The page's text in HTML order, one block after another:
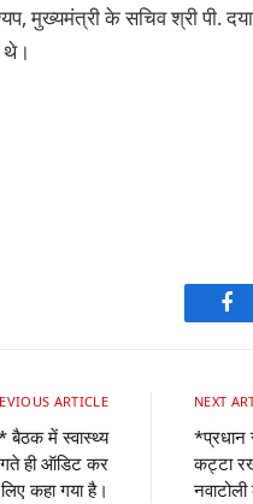
मुख्यमंत्री के सचिव श्री पी.
थे।
ARTICLE
बैठक में स्वास्थ्य
ही ऑडिट कर
कहा गया है।
NEXT
*प्रधान
कट्टा